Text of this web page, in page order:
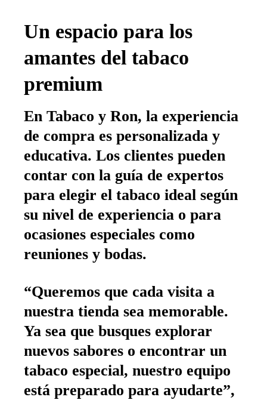
Un espacio para los
amantes del tabaco
premium
En Tabaco y Ron, la experiencia
de compra es personalizada y
educativa. Los clientes pueden
contar con la guía de expertos
para elegir el tabaco ideal según
su nivel de experiencia o para
ocasiones especiales como
reuniones y bodas.
“Queremos que cada visita a
nuestra tienda sea memorable.
Ya sea que busques explorar
nuevos sabores o encontrar un
tabaco especial, nuestro equipo
está preparado para ayudarte”,